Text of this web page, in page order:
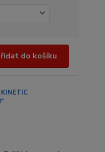
do košíku
KINETIC